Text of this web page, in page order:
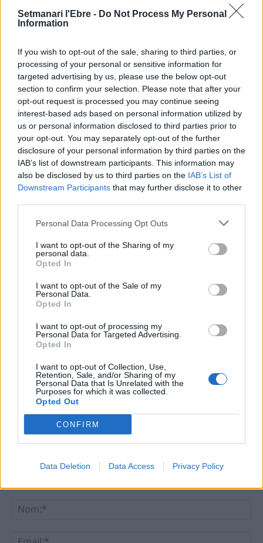
Setmanari l'Ebre - Do Not Process My Personal
Information
If you wish to opt-out of the sale, sharing to third parties, or
processing of your personal or sensitive information for
targeted advertising by us, please use the below opt-out
section to confirm your selection. Please note that after your
opt-out request is processed you may continue seeing
interest-based ads based on personal information utilized by
us or personal information disclosed to third parties prior to
your opt-out. You may separately opt-out of the further
disclosure of your personal information by third parties on the
IAB’s list of downstream participants. This information may
also be disclosed by us to third parties on the IAB’s List of
Downstream Participants that may further disclose it to other
Personal Data Processing Opt Outs
I want to opt-out of the Sharing of my
personal data.
Opted In
I want to opt-out of the Sale of my
Personal Data.
Opted In
I want to opt-out of processing my
Personal Data for Targeted Advertising.
Opted In
I want to opt-out of Collection, Use,
Retention, Sale, and/or Sharing of my
Personal Data that Is Unrelated with the
Purposes for which it was collected.
Opted Out
CONFIRM
Data Deletion Data Access Privacy Policy
ACN
ARTICLES RELACIONATS
Política
Junts reclama que el judici a l’ara
alcaldable Ferré per les dietes se faça com
més aviat millor
10 de juliol de 2026
L’oposició en bloc tomba el pressupost a
10 de juliol de 2026
mandat
DEIXA UNA RESPOSTA
Comentari: